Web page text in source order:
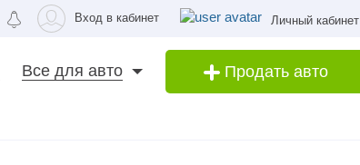
Вход в кабинет Личный кабинет
Продать авто
Все для авто